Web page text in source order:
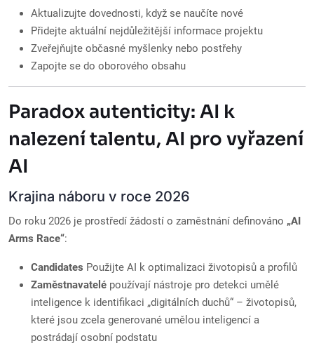
Aktualizujte dovednosti, když se naučíte nové
Přidejte aktuální nejdůležitější informace projektu
Zveřejňujte občasné myšlenky nebo postřehy
Zapojte se do oborového obsahu
Paradox autenticity: AI k
nalezení talentu, AI pro vyřazení
AI
Krajina náboru v roce 2026
Do roku 2026 je prostředí žádostí o zaměstnání definováno „AI
Arms Race“:
Candidates Použijte AI k optimalizaci životopisů a profilů
Zaměstnavatelé používají nástroje pro detekci umělé
inteligence k identifikaci „digitálních duchů“ – životopisů,
které jsou zcela generované umělou inteligencí a
postrádají osobní podstatu